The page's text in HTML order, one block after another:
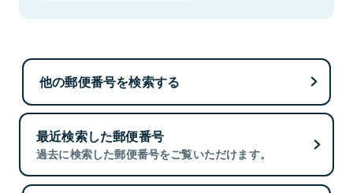
他の郵便番号を検索する
最近検索した郵便番号
過去に検索した郵便番号をご覧いただけます。